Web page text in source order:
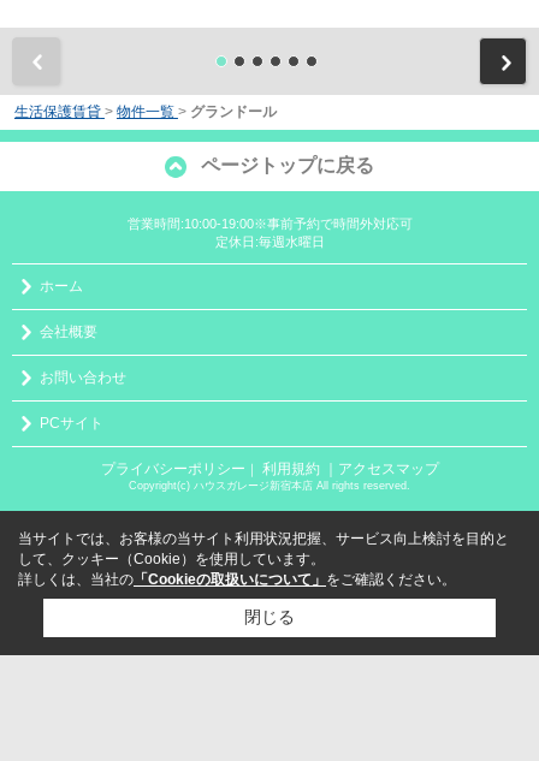
生活保護賃貸 > 物件一覧 > グランドール
ページトップに戻る
営業時間:10:00-19:00※事前予約で時間外対応可
定休日:毎週水曜日
ホーム
会社概要
お問い合わせ
PCサイト
プライバシーポリシー 利用規約 ｜アクセスマップ
Copyright(c) ハウスガレージ新宿本店 All rights reserved.
当サイトでは、お客様の当サイト利用状況把握、サービス向上検討を目的と
して、クッキー（Cookie）を使用しています。
詳しくは、当社の 「Cookieの取扱いについて」 をご確認ください。
閉じる